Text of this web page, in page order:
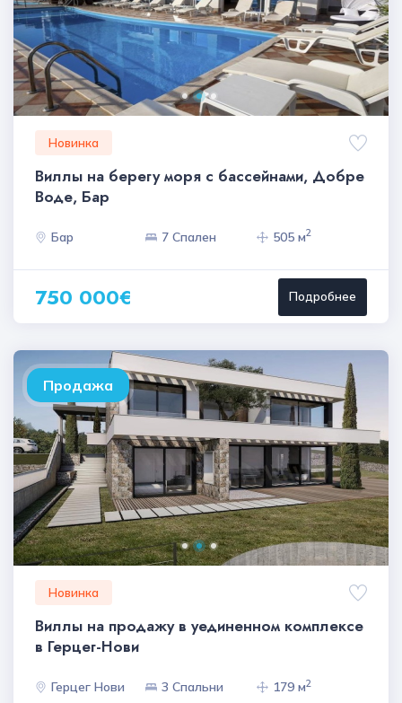
Новинка
Виллы на берегу моря с бассейнами, Добре
Воде, Бар
Бар 7 Спален 505 м2
750 000€ Подробнее
Продажа
Новинка
Виллы на продажу в уединенном комплексе
в Герцег-Нови
Герцег Нови 3 Спальни 179 м2